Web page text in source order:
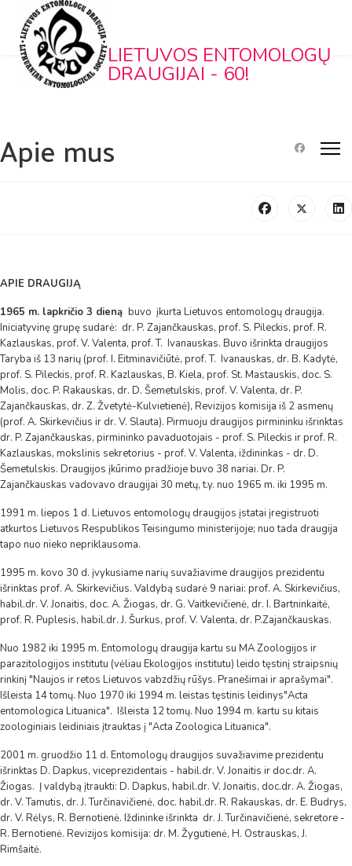
LIETUVOS ENTOMOLOGŲ
DRAUGIJAI - 60!
Apie mus
APIE DRAUGIJĄ
1965 m. lapkričio 3 dieną buvo įkurta Lietuvos entomologų draugija.
Iniciatyvinę grupę sudarė: dr. P. Zajančkauskas, prof. S. Pileckis, prof. R.
Kazlauskas, prof. V. Valenta, prof. T. Ivanauskas. Buvo išrinkta draugijos
Taryba iš 13 narių (prof. I. Eitminavičiūtė, prof. T. Ivanauskas, dr. B. Kadytė,
prof. S. Pileckis, prof. R. Kazlauskas, B. Kiela, prof. St. Mastauskis, doc. S.
Molis, doc. P. Rakauskas, dr. D. Šemetulskis, prof. V. Valenta, dr. P.
Zajančkauskas, dr. Z. Žvetytė-Kulvietienė), Revizijos komisija iš 2 asmenų
(prof. A. Skirkevičius ir dr. V. Slauta). Pirmuoju draugijos pirmininku išrinktas
dr. P. Zajančkauskas, pirmininko pavaduotojais - prof. S. Pileckis ir prof. R.
Kazlauskas, mokslinis sekretorius - prof. V. Valenta, iždininkas - dr. D.
Šemetulskis. Draugijos įkūrimo pradžioje buvo 38 nariai. Dr. P.
Zajančkauskas vadovavo draugijai 30 metų, t.y. nuo 1965 m. iki 1995 m.
1991 m. liepos 1 d. Lietuvos entomologų draugijos įstatai įregistruoti
atkurtos Lietuvos Respublikos Teisingumo ministerijoje; nuo tada draugija
tapo nuo nieko nepriklausoma.
1995 m. kovo 30 d. įvykusiame narių suvažiavime draugijos prezidentu
išrinktas prof. A. Skirkevičius. Valdybą sudarė 9 nariai: prof. A. Skirkevičius,
habil.dr. V. Jonaitis, doc. A. Žiogas, dr. G. Vaitkevičienė, dr. I. Bartninkaitė,
prof. R. Puplesis, habil.dr. J. Šurkus, prof. V. Valenta, dr. P.Zajančkauskas.
Nuo 1982 iki 1995 m. Entomologų draugija kartu su MA Zoologijos ir
parazitologijos institutu (vėliau Ekologijos institutu) leido tęstinį straipsnių
rinkinį "Naujos ir retos Lietuvos vabzdžių rūšys. Pranešimai ir aprašymai".
Išleista 14 tomų. Nuo 1970 iki 1994 m. leistas tęstinis leidinys"Acta
entomologica Lituanica". Išleista 12 tomų. Nuo 1994 m. kartu su kitais
zoologiniais leidiniais įtrauktas į "Acta Zoologica Lituanica".
2001 m. gruodžio 11 d. Entomologų draugijos suvažiavime prezidentu
išrinktas D. Dapkus, viceprezidentais - habil.dr. V. Jonaitis ir doc.dr. A.
Žiogas. Į valdybą įtraukti: D. Dapkus, habil.dr. V. Jonaitis, doc.dr. A. Žiogas,
dr. V. Tamutis, dr. J. Turčinavičienė, doc. habil.dr. R. Rakauskas, dr. E. Budrys,
dr. V. Rėlys, R. Bernotienė. Iždininke išrinkta dr. J. Turčinavičienė, sekretore -
R. Bernotienė. Revizijos komisija: dr. M. Žygutienė, H. Ostrauskas, J.
Rimšaitė.